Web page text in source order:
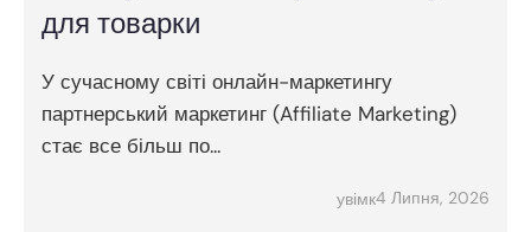
для товарки
У сучасному світі онлайн-маркетингу
партнерський маркетинг (Affiliate Marketing)
стає все більш по...
увімк4 Липня, 2026